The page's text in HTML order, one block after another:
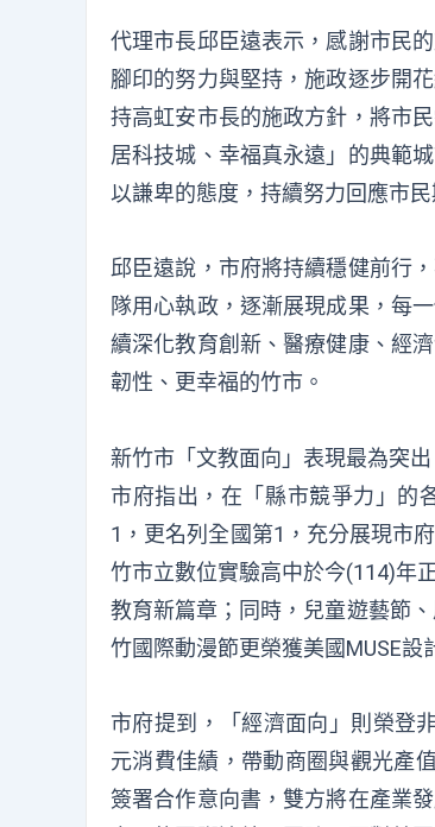
代理市長邱臣遠表示，感謝市民
腳印的努力與堅持，施政逐步開
持高虹安市長的施政方針，將市
居科技城、幸福真永遠」的典範
以謙卑的態度，持續努力回應市民
邱臣遠說，市府將持續穩健前行
隊用心執政，逐漸展現成果，每
續深化教育創新、醫療健康、經
韌性、更幸福的竹市。
新竹市「文教面向」表現最為突
市府指出，在「縣市競爭力」的
1，更名列全國第1，充分展現市
竹市立數位實驗高中於今(114)年
教育新篇章；同時，兒童遊藝節
竹國際動漫節更榮獲美國MUSE
市府提到，「經濟面向」則榮登
元消費佳績，帶動商圈與觀光產
簽署合作意向書，雙方將在產業